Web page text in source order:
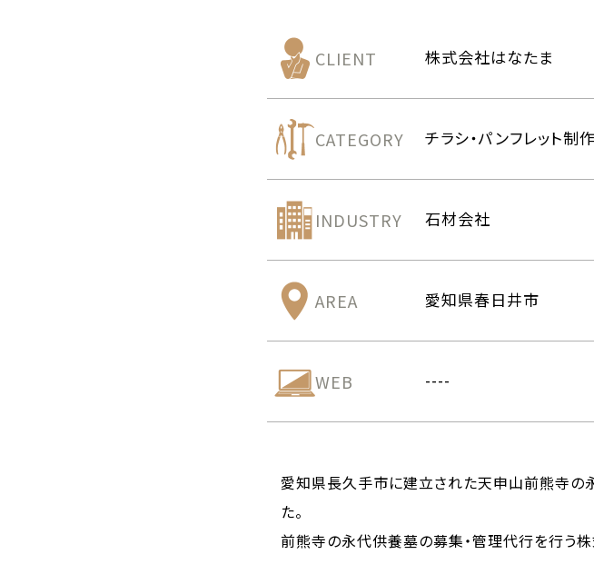
CLIENT 株式会社はなたま
CATEGORY チラシ・パンフレット制作
INDUSTRY 石材会社
AREA 愛知県春日井市
WEB ----
愛知県長久手市に建立された天申山前熊寺の
た。
前熊寺の永代供養墓の募集・管理代行を行う